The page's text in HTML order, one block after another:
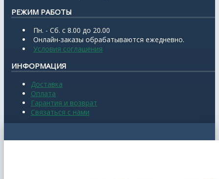
РЕЖИМ РАБОТЫ
Пн. - Сб. с 8.00 до 20.00
Онлайн-заказы обрабатываются ежедневно.
Условия соглашения
ИНФОРМАЦИЯ
Доставка
Оплата
Гарантия и возврат
Связаться с нами